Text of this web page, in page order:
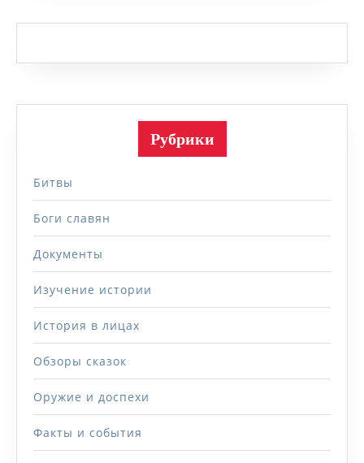
Рубрики
Битвы
Боги славян
Документы
Изучение истории
История в лицах
Обзоры сказок
Оружие и доспехи
Факты и события